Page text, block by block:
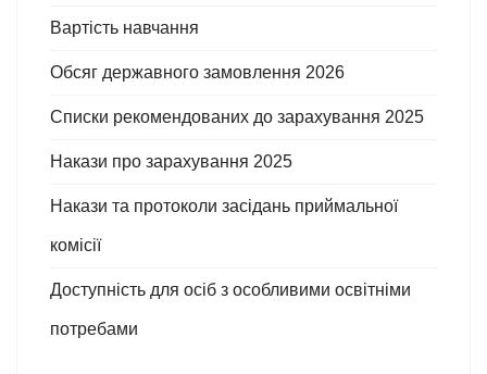
Вартість навчання
Обсяг державного замовлення 2026
Списки рекомендованих до зарахування 2025
Накази про зарахування 2025
Накази та протоколи засідань приймальної
комісії
Доступність для осіб з особливими освітніми
потребами